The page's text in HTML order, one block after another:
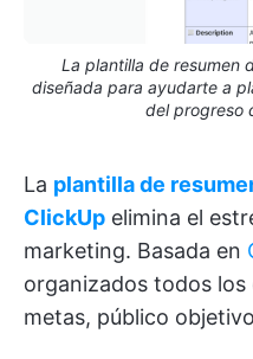
La plantilla de resumen
diseñada para ayudarte a
del progreso
La plantilla de
ClickUp elimina el
marketing. Basada en
organizados todos los
metas, público